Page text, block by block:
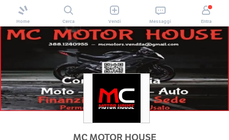
Home Cerca Vendi Messaggi Entra
MC MOTOR HOUSE